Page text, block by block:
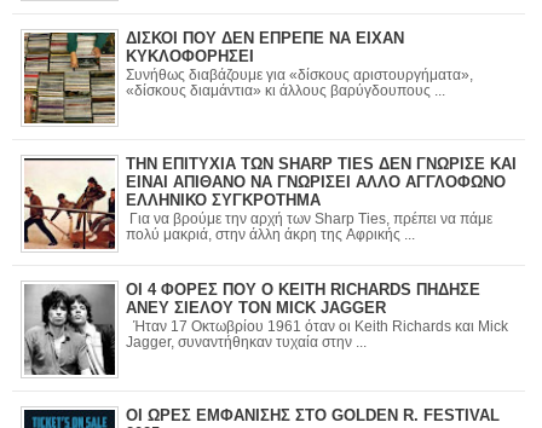
ΔΙΣΚΟΙ ΠΟΥ ΔΕΝ ΕΠΡΕΠΕ ΝΑ ΕΙΧΑΝ
ΚΥΚΛΟΦΟΡΗΣΕΙ
Συνήθως διαβάζουμε για «δίσκους αριστουργήματα»,
«δίσκους διαμάντια» κι άλλους βαρύγδουπους ...
ΤΗΝ ΕΠΙΤΥΧΙΑ ΤΩΝ SHARP TIES ΔΕΝ ΓΝΩΡΙΣΕ ΚΑΙ
ΕΙΝΑΙ ΑΠΙΘΑΝΟ ΝΑ ΓΝΩΡΙΣΕΙ ΑΛΛΟ ΑΓΓΛΟΦΩΝΟ
ΕΛΛΗΝΙΚΟ ΣΥΓΚΡΟΤΗΜΑ
Για να βρούμε την αρχή των Sharp Ties, πρέπει να πάμε
πολύ μακριά, στην άλλη άκρη της Αφρικής ...
ΟΙ 4 ΦΟΡΕΣ ΠΟΥ Ο KEITH RICHARDS ΠΗΔΗΣΕ
ΑΝΕΥ ΣΙΕΛΟΥ ΤΟΝ MICK JAGGER
Ήταν 17 Οκτωβρίου 1961 όταν οι Keith Richards και Mick
Jagger, συναντήθηκαν τυχαία στην ...
ΟΙ ΩΡΕΣ ΕΜΦΑΝΙΣΗΣ ΣΤΟ GOLDEN R. FESTIVAL